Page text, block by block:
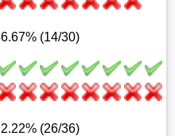
(14/30)
(26/36)